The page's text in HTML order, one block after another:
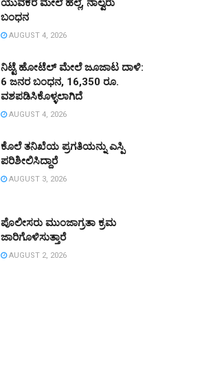
ಯುವಕರ ಮೇಲೆ ಹಲ್ಲೆ, ನಾಲ್ವರು
ಬಂಧನ
AUGUST 4, 2026
ನಿಟ್ಟೆ ಹೋಟೆಲ್ ಮೇಲೆ ಜೂಜಾಟ ದಾಳಿ:
6 ಜನರ ಬಂಧನ, 16,350 ರೂ.
ವಶಪಡಿಸಿಕೊಳ್ಳಲಾಗಿದೆ
AUGUST 4, 2026
ಕೊಲೆ ತನಿಖೆಯ ಪ್ರಗತಿಯನ್ನು ಎಸ್ಪಿ
ಪರಿಶೀಲಿಸಿದ್ದಾರೆ
AUGUST 3, 2026
ಪೊಲೀಸರು ಮುಂಜಾಗ್ರತಾ ಕ್ರಮ
ಜಾರಿಗೊಳಿಸುತ್ತಾರೆ
AUGUST 2, 2026